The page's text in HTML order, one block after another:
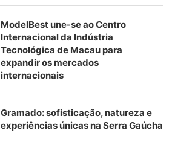
ModelBest une-se ao Centro
Internacional da Indústria
Tecnológica de Macau para
expandir os mercados
internacionais
Gramado: sofisticação, natureza e
experiências únicas na Serra Gaúcha